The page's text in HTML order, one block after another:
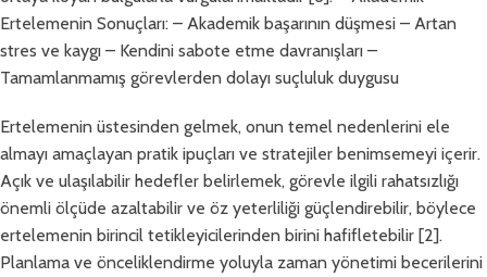
Ertelemenin Sonuçları: – Akademik başarının düşmesi – Artan
stres ve kaygı – Kendini sabote etme davranışları –
Tamamlanmamış görevlerden dolayı suçluluk duygusu
Ertelemenin üstesinden gelmek, onun temel nedenlerini ele
almayı amaçlayan pratik ipuçları ve stratejiler benimsemeyi içerir.
Açık ve ulaşılabilir hedefler belirlemek, görevle ilgili rahatsızlığı
önemli ölçüde azaltabilir ve öz yeterliliği güçlendirebilir, böylece
ertelemenin birincil tetikleyicilerinden birini hafifletebilir [2].
Planlama ve önceliklendirme yoluyla zaman yönetimi becerilerini